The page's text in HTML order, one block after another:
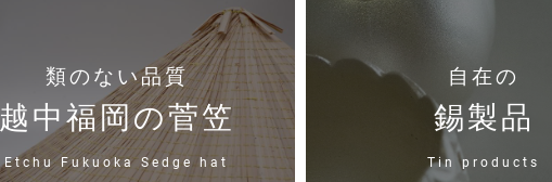
類のない品質
越中福岡の菅笠
Etchu Fukuoka Sedge hat
自在の
錫製品
Tin products